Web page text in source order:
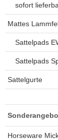
sofort
Mattes
Sattelpads
Sattelpads
Sattelgurte
Horseware